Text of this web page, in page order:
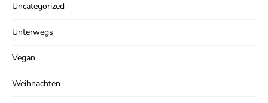
Uncategorized
Unterwegs
Vegan
Weihnachten